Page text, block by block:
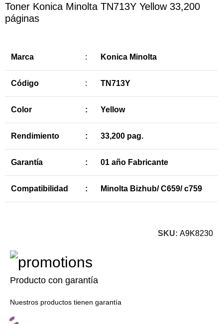
Toner Konica Minolta TN713Y Yellow 33,200
páginas
Marca : Konica Minolta
Código : TN713Y
Color : Yellow
Rendimiento : 33,200 pag.
Garantía : 01 año Fabricante
Compatibilidad : Minolta Bizhub/ C659/ c759
SKU: A9K8230
Producto con garantía
Nuestros productos tienen garantía